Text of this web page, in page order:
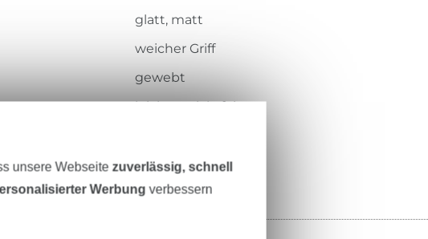
glatt, matt
weicher Griff
gewebt
leicht, weich, fein
unsere Webseitezuverlässig, schnell
Werbung verbessern